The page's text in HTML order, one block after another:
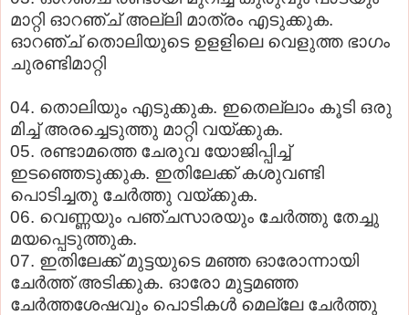
മാറ്റി ഓറഞ്ച് അല്ലി മാത്രം എടുക്കുക.
ഓറഞ്ച് തൊലിയുടെ ഉളളിലെ വെളുത്ത ഭാഗം
ചുരണ്ടിമാറ്റി
04. തൊലിയും എടുക്കുക. ഇതെല്ലാം കൂടി ഒരു
മിച്ച് അരച്ചെടുത്തു മാറ്റി വയ്ക്കുക.
05. രണ്ടാമത്തെ ചേരുവ യോജിപ്പിച്ച്
ഇടഞ്ഞെടുക്കുക. ഇതിലേക്ക് കശുവണ്ടി
പൊടിച്ചതു ചേര്‍ത്തു വയ്ക്കുക.
06. വെണ്ണയും പഞ്ചസാരയും ചേര്‍ത്തു തേച്ചു
മയപ്പെടുത്തുക.
07. ഇതിലേക്ക് മുട്ടയുടെ മഞ്ഞ ഓരോന്നായി
ചേര്‍ത്ത് അടിക്കുക. ഓരോ മുട്ടമഞ്ഞ
ചേര്‍ത്തശേഷവും പൊടികള്‍ മെല്ലേ ചേര്‍ത്തു